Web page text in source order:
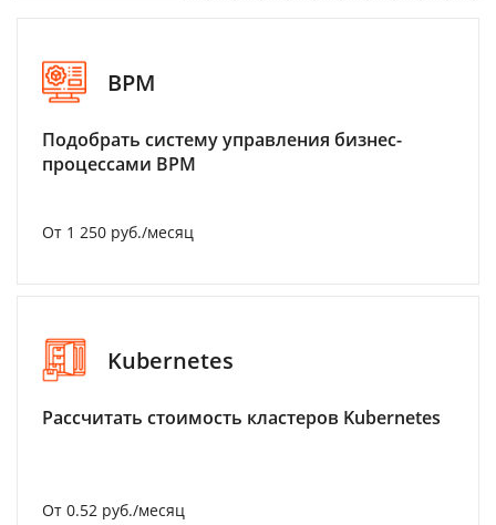
BPM
Подобрать систему управления бизнес-
процессами BPM
От 1 250 руб./месяц
Kubernetes
Рассчитать стоимость кластеров Kubernetes
От 0.52 руб./месяц